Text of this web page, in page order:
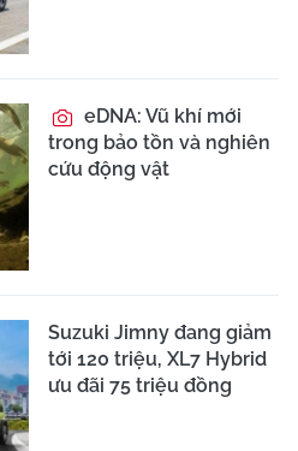
eDNA: Vũ khí mới
trong bảo tồn và nghiên
cứu động vật
Suzuki Jimny đang giảm
tới 120 triệu, XL7 Hybrid
ưu đãi 75 triệu đồng